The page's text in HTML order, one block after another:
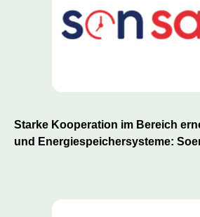
Starke Kooperation im Bereich
und Energiespeichersysteme: